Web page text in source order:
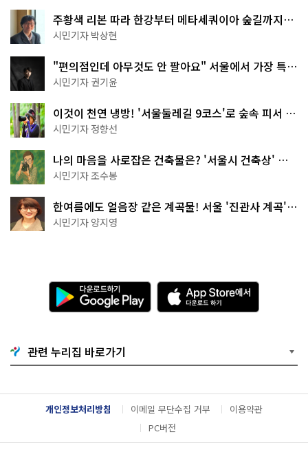
주황색 리본 따라 한강부터 메타세쿼이아 숲길까지…
서울둘레길 15코스
시민기자 박상현
"편의점인데 아무것도 안 팔아요" 서울에서 가장 특별
한 편의점의 정체
시민기자 권기윤
이것이 천연 냉방! '서울둘레길 9코스'로 숲속 피서 떠
나볼까
시민기자 정향선
나의 마음을 사로잡은 건축물은? '서울시 건축상' 수
상작 공개!
시민기자 조수봉
한여름에도 얼음장 같은 계곡물! 서울 '진관사 계곡'이
천국이네~
시민기자 양지영
다
운
로
기
G
o
g
l
e
l
A
p
p
e
서
다
운
드
관련 누리집 바로가기
개인정보처리방침 이메일 무단수집 거부
이용약관
PC버전